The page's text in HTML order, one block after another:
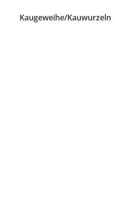
Kaugeweihe/Kauwurzeln